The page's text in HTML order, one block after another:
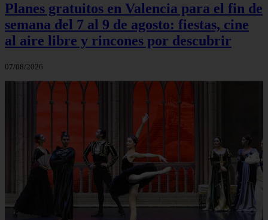
Planes gratuitos en Valencia para el fin de
semana del 7 al 9 de agosto: fiestas, cine
al aire libre y rincones por descubrir
07/08/2026